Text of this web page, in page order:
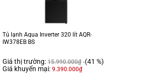
Tủ lạnh Aqua Inverter 320 lít AQR-
IW378EB BS
Giá thị trường: 15.990.000₫ (41 %)
Giá khuyến mại: 9.390.000₫